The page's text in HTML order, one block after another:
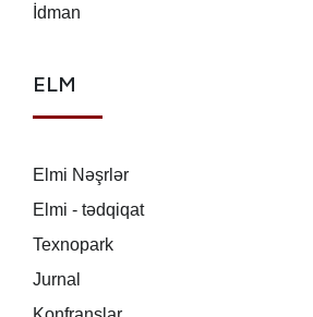
İdman
ELM
Elmi Nəşrlər
Elmi - tədqiqat
Texnopark
Jurnal